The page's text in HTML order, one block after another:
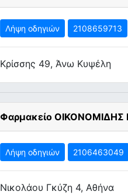
Λήψη οδηγιών 2108659713
Κρίσσης 49, Άνω Κυψέλη
Φαρμακείο ΟΙΚΟΝΟΜΙΔΗΣ
Λήψη οδηγιών 2106463049
Νικολάου Γκύζη 4, Αθήνα